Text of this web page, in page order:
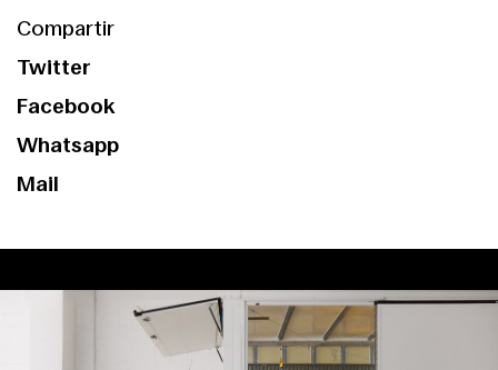
Compartir
Twitter
Facebook
Whatsapp
Mail